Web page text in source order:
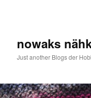
nowaks
Just another Blogs der